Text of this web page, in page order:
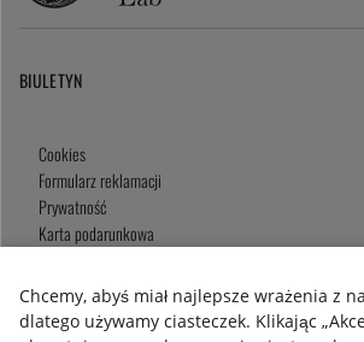
BIULETYN
Cookies
Formularz reklamacji
Prywatność
Karta podarunkowa
Chcemy, abyś miał najlepsze wrażenia z
dlatego używamy ciasteczek. Klikając